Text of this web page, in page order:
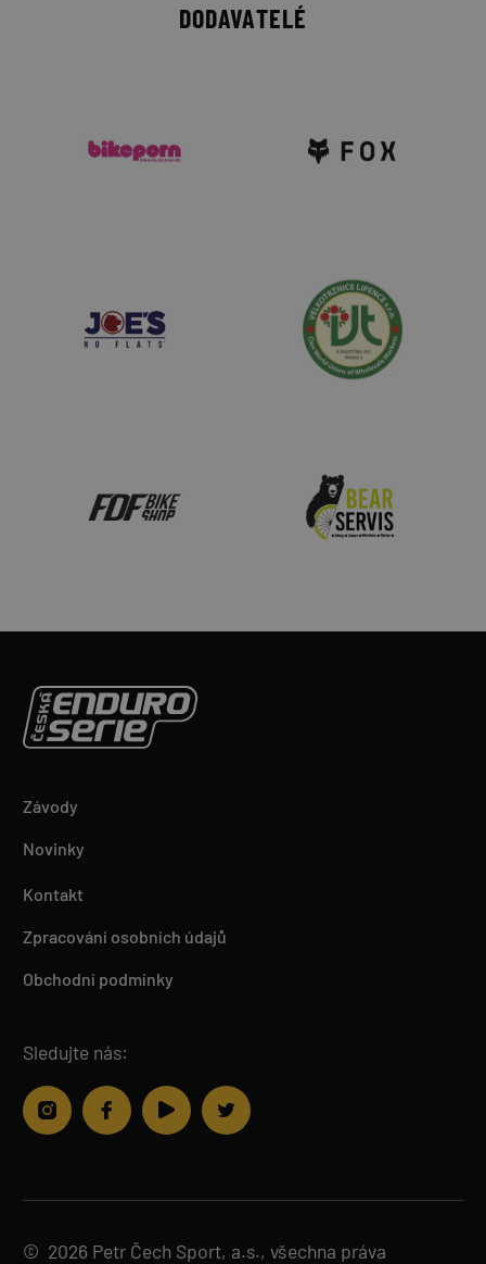
DODAVATELÉ
Závody
Novinky
Kontakt
Zpracování osobních údajů
Obchodní podmínky
Sledujte nás:
© 2026 Petr Čech Sport, a.s., všechna práva